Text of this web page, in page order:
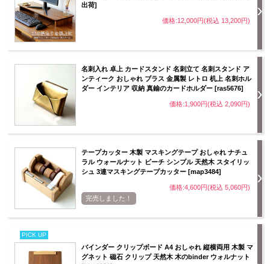
出荷]
価格:12,000円(税込 13,200円)
名刺入れ 卓上 カードスタンド 名刺立て 名刺スタンド ア
ンティーク おしゃれ ブラス 金属製 レトロ 机上 名刺ホル
ダー インテリア 収納 真鍮のカードホルダー [ras5676]
価格:1,900円(税込 2,090円)
テープカッター 木製 マスキングテープ おしゃれ ナチュ
ラル ウォールナット ビーチ シンプル 天然木 スタイリッ
シュ 3連マスキングテープカッター [map3484]
価格:4,600円(税込 5,060円)
完売しました！
PICK UP
バインダー クリップボード A4 おしゃれ 縦横両用 木製 マ
グネット 磁石 クリップ 天然木 木のbinder ウォルナット